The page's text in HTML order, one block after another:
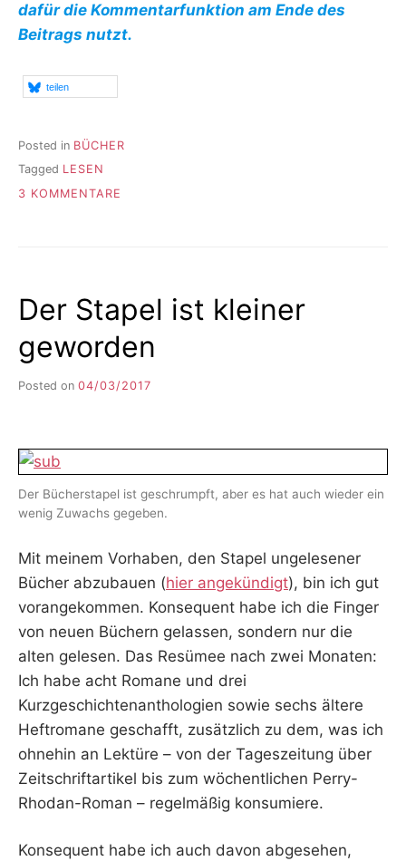
dafür die Kommentarfunktion am Ende des
Beitrags nutzt.
teilen
Posted in BÜCHER
Tagged LESEN
3 KOMMENTARE
Der Stapel ist kleiner
geworden
Posted on 04/03/2017
S
L
E
Der Bücherstapel ist geschrumpft, aber es hat auch wieder ein
wenig Zuwachs gegeben.
Mit meinem Vorhaben, den Stapel ungelesener
Bücher abzubauen (hier angekündigt), bin ich gut
vorangekommen. Konsequent habe ich die Finger
von neuen Büchern gelassen, sondern nur die
alten gelesen. Das Resümee nach zwei Monaten:
Ich habe acht Romane und drei
Kurzgeschichtenanthologien sowie sechs ältere
Heftromane geschafft, zusätzlich zu dem, was ich
ohnehin an Lektüre – von der Tageszeitung über
Zeitschriftartikel bis zum wöchentlichen Perry-
Rhodan-Roman – regelmäßig konsumiere.
Konsequent habe ich auch davon abgesehen,